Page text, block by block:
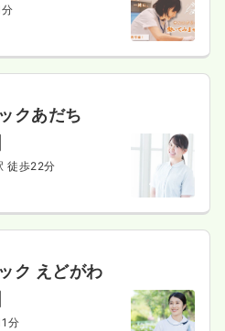
クあだち
徒歩22分
ク えどがわ
分